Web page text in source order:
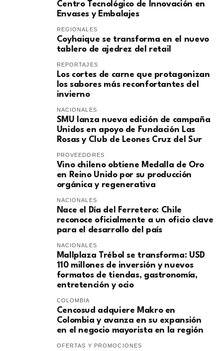
Centro Tecnológico de Innovación en
Envases y Embalajes
REGIONALES
Coyhaique se transforma en el nuevo
tablero de ajedrez del retail
REPORTAJES
Los cortes de carne que protagonizan
los sabores más reconfortantes del
invierno
NACIONALES
SMU lanza nueva edición de campaña
Unidos en apoyo de Fundación Las
Rosas y Club de Leones Cruz del Sur
PROVEEDORES
Vino chileno obtiene Medalla de Oro
en Reino Unido por su producción
orgánica y regenerativa
NACIONALES
Nace el Día del Ferretero: Chile
reconoce oficialmente a un oficio clave
para el desarrollo del país
NACIONALES
Mallplaza Trébol se transforma: USD
110 millones de inversión y nuevos
formatos de tiendas, gastronomía,
entretención y ocio
COLOMBIA
Cencosud adquiere Makro en
Colombia y avanza en su expansión
en el negocio mayorista en la región
OFERTAS Y PROMOCIONES